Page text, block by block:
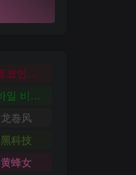
비트코인카지노
모바일 비트 코인 카지노
龙卷风
黑科技
黄蜂女